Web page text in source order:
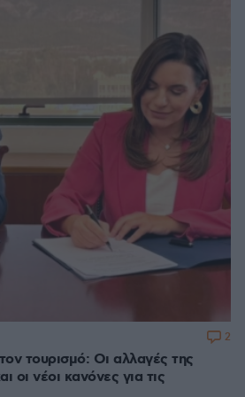
τουρισμό: Οι αλλαγές της
οι νέοι κανόνες για τις
2